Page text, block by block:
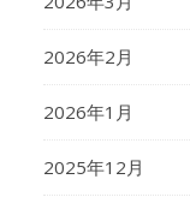
2026年2月
2026年1月
2025年12月